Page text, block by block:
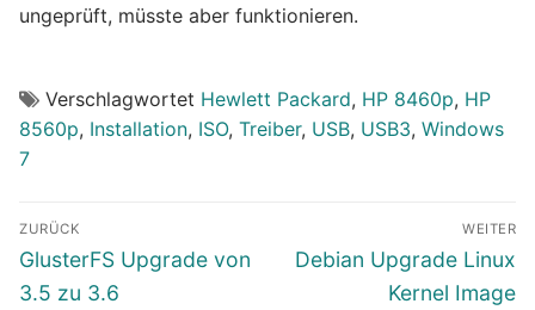
ungeprüft, müsste aber funktionieren.
Verschlagwortet Hewlett Packard, HP 8460p, HP
8560p, Installation, ISO, Treiber, USB, USB3, Windows
7
Beitragsnavigation
ZURÜCK
Vorheriger
Beitrag:
GlusterFS Upgrade von
3.5 zu 3.6
WEITER
Nächster
Debian Upgrade Linux
Kernel Image